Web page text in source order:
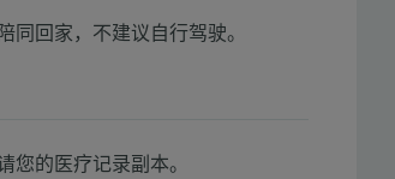
回家，不建议自行驾驶。
您的医疗记录副本。